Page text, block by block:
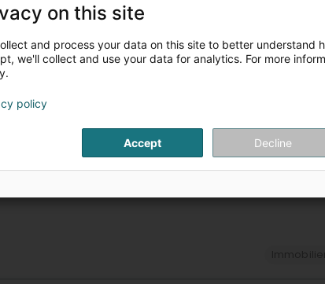
on this site
and process your data on this site to better understand
we'll collect and use your data for analytics. For more
policy
Accept Decline